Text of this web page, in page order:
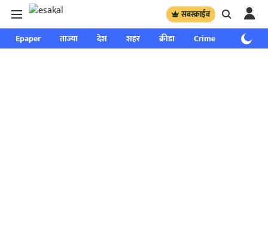
सबस्क्राईब
Epaper ताज्या देश शहर क्रीडा Crime साप्ताहिक